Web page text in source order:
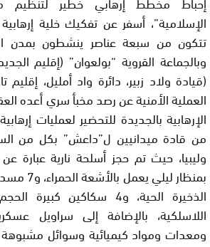
تتكون من سبعة عناصر ينشطون بمدن
وبالجماعة القروية “بولعوان” (إقليم
(قيادة ولاد زبير، دائرة واد أمليل،
العملية الأمنية عن رصد مخبأ سري أعده
الإرهابية بالجديدة للتحضير لعمليات
من قادة ميدانيين ل”داعش” بكل من
وليبيا، حيث تم حجز أسلحة نارية
بمنظار
الذخيرة الحية، و4 سكاكين
اللاسلكية، بالإضافة إلى سراويل
ومعدات ومواد كيميائية وسوائل